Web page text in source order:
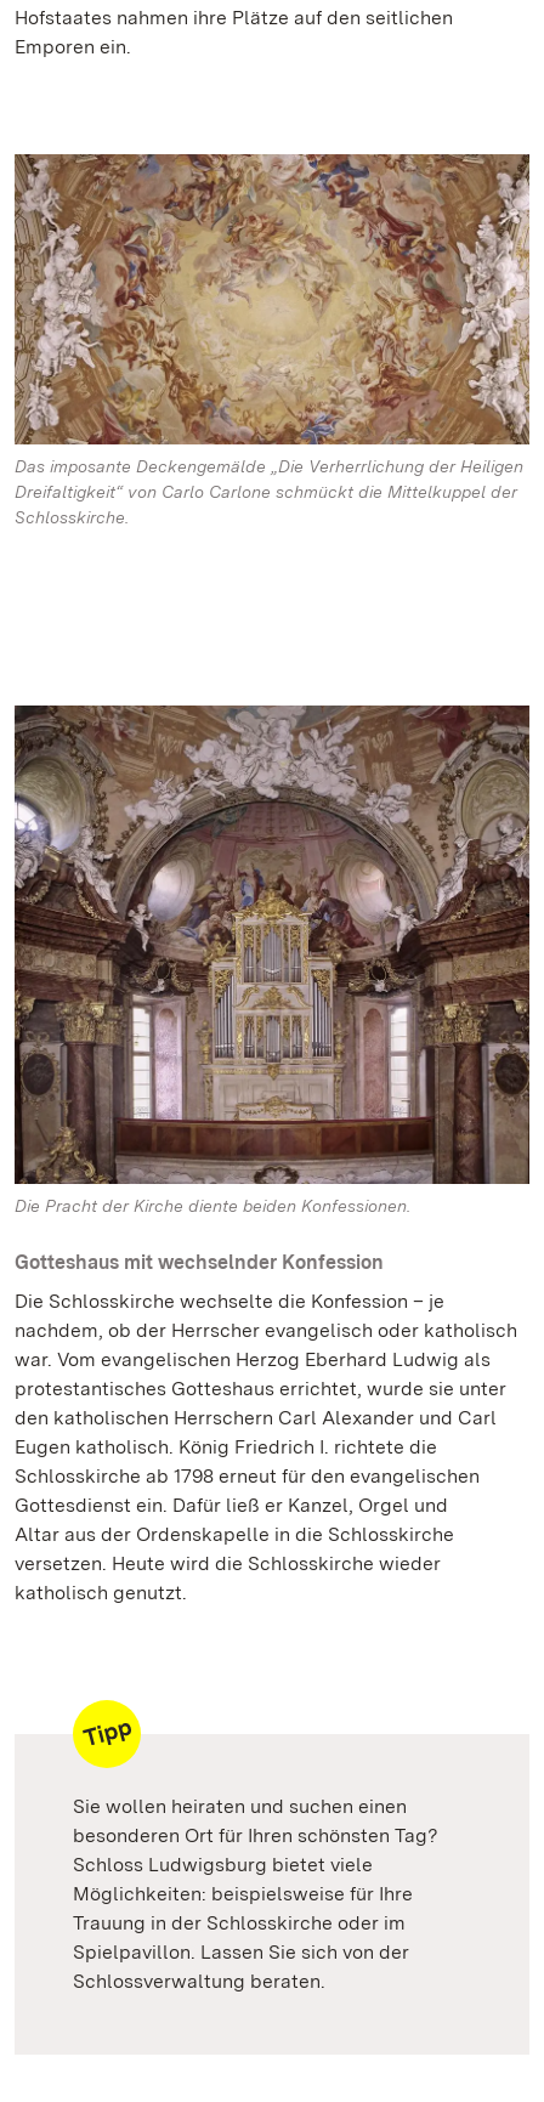
Hofstaates nahmen ihre Plätze auf den seitlichen
Emporen ein.
Das imposante Deckengemälde „Die Verherrlichung der Heiligen
Dreifaltigkeit“ von Carlo Carlone schmückt die Mittelkuppel der
Schlosskirche.
Die Pracht der Kirche diente beiden Konfessionen.
Gotteshaus mit wechselnder Konfession
Die Schlosskirche wechselte die Konfession – je
nachdem, ob der Herrscher evangelisch oder katholisch
war. Vom evangelischen Herzog Eberhard Ludwig als
protestantisches Gotteshaus errichtet, wurde sie unter
den katholischen Herrschern Carl Alexander und Carl
Eugen katholisch. König Friedrich I. richtete die
Schlosskirche ab 1798 erneut für den evangelischen
Gottesdienst ein. Dafür ließ er Kanzel, Orgel und
Altar aus der Ordenskapelle in die Schlosskirche
versetzen. Heute wird die Schlosskirche wieder
katholisch genutzt.
Sie wollen heiraten und suchen einen
besonderen Ort für Ihren schönsten Tag?
Schloss Ludwigsburg bietet viele
Möglichkeiten: beispielsweise für Ihre
Trauung in der Schlosskirche oder im
Spielpavillon. Lassen Sie sich von der
Schlossverwaltung beraten.